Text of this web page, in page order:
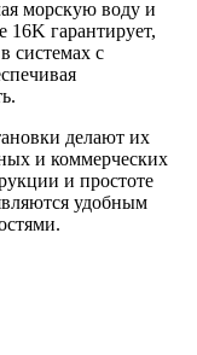
морскую воду и
16K гарантирует,
системах с
делают их
и коммерческих
и простоте
удобным